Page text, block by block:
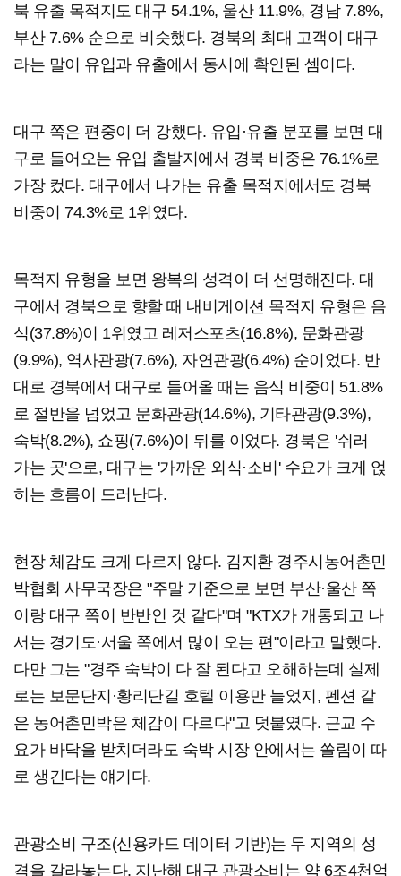
북 유출 목적지도 대구 54.1%, 울산 11.9%, 경남 7.8%,
부산 7.6% 순으로 비슷했다. 경북의 최대 고객이 대구
라는 말이 유입과 유출에서 동시에 확인된 셈이다.
대구 쪽은 편중이 더 강했다. 유입·유출 분포를 보면 대
구로 들어오는 유입 출발지에서 경북 비중은 76.1%로
가장 컸다. 대구에서 나가는 유출 목적지에서도 경북
비중이 74.3%로 1위였다.
목적지 유형을 보면 왕복의 성격이 더 선명해진다. 대
구에서 경북으로 향할 때 내비게이션 목적지 유형은 음
식(37.8%)이 1위였고 레저스포츠(16.8%), 문화관광
(9.9%), 역사관광(7.6%), 자연관광(6.4%) 순이었다. 반
대로 경북에서 대구로 들어올 때는 음식 비중이 51.8%
로 절반을 넘었고 문화관광(14.6%), 기타관광(9.3%),
숙박(8.2%), 쇼핑(7.6%)이 뒤를 이었다. 경북은 '쉬러
가는 곳'으로, 대구는 '가까운 외식·소비' 수요가 크게 얹
히는 흐름이 드러난다.
현장 체감도 크게 다르지 않다. 김지환 경주시농어촌민
박협회 사무국장은 "주말 기준으로 보면 부산·울산 쪽
이랑 대구 쪽이 반반인 것 같다"며 "KTX가 개통되고 나
서는 경기도·서울 쪽에서 많이 오는 편"이라고 말했다.
다만 그는 "경주 숙박이 다 잘 된다고 오해하는데 실제
로는 보문단지·황리단길 호텔 이용만 늘었지, 펜션 같
은 농어촌민박은 체감이 다르다"고 덧붙였다. 근교 수
요가 바닥을 받치더라도 숙박 시장 안에서는 쏠림이 따
로 생긴다는 얘기다.
관광소비 구조(신용카드 데이터 기반)는 두 지역의 성
격을 갈라놓는다. 지난해 대구 관광소비는 약 6조4천억